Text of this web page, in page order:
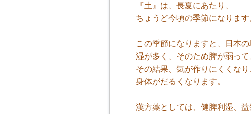
『土』は、長夏にあたり、
ちょうど今頃の季節になります
この季節になりますと、日本の
湿が多く、そのため脾が弱って
その結果、気が作りにくくなり
身体がだるくなります。
漢方薬としては、健脾利湿、益